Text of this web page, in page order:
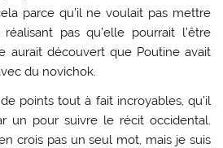
parce qu’il ne voulait pas mettre
pas qu’elle pourrait l’être
aurait découvert que Poutine avait
du novichok.
points tout à fait incroyables, qu’il
un pour suivre le récit occidental.
crois pas un seul mot, mais je suis